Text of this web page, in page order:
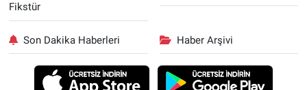
Fikstür
Son Dakika Haberleri Haber Arşivi